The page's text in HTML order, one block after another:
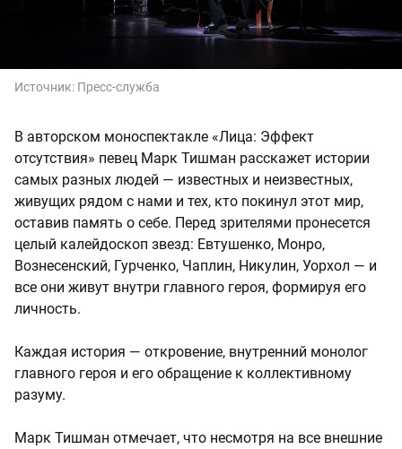
Источник: Пресс-служба
В авторском моноспектакле «Лица: Эффект
отсутствия» певец Марк Тишман расскажет истории
самых разных людей — известных и неизвестных,
живущих рядом с нами и тех, кто покинул этот мир,
оставив память о себе. Перед зрителями пронесется
целый калейдоскоп звезд: Евтушенко, Монро,
Вознесенский, Гурченко, Чаплин, Никулин, Уорхол — и
все они живут внутри главного героя, формируя его
личность.
Каждая история — откровение, внутренний монолог
главного героя и его обращение к коллективному
разуму.
Марк Тишман отмечает, что несмотря на все внешние